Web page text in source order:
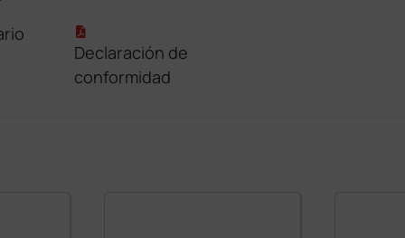
Declaración de
conformidad